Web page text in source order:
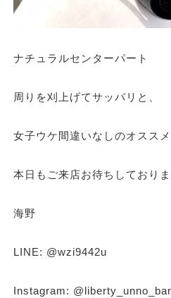
ナチュラルセンターパート
周りを刈上げてサッパリと、
女子ウケ間違いなしのオスス
本日もご来店お待ちしておりま
海野
LINE: @wzi9442u
Instagram: